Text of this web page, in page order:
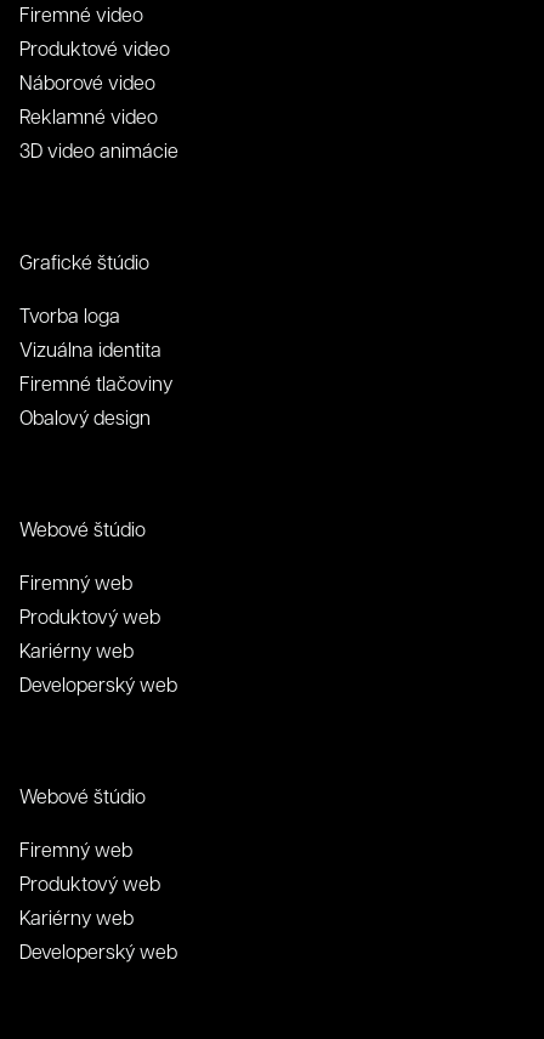
Firemné video
Produktové video
Náborové video
Reklamné video
3D video animácie
Grafické štúdio
Tvorba loga
Vizuálna identita
Firemné tlačoviny
Obalový design
Webové štúdio
Firemný web
Produktový web
Kariérny web
Developerský web
Webové štúdio
Firemný web
Produktový web
Kariérny web
Developerský web